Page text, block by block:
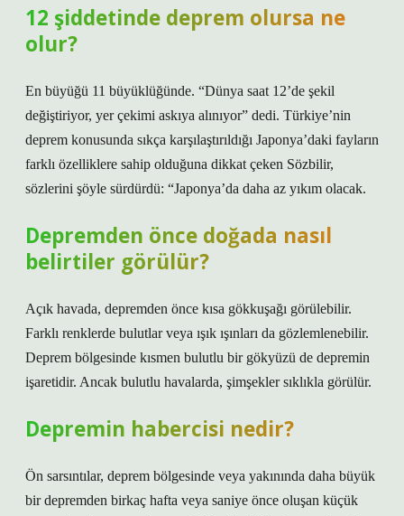
12 şiddetinde deprem olursa ne
olur?
En büyüğü 11 büyüklüğünde. “Dünya saat 12’de şekil
değiştiriyor, yer çekimi askıya alınıyor” dedi. Türkiye’nin
deprem konusunda sıkça karşılaştırıldığı Japonya’daki fayların
farklı özelliklere sahip olduğuna dikkat çeken Sözbilir,
sözlerini şöyle sürdürdü: “Japonya’da daha az yıkım olacak.
Depremden önce doğada nasıl
belirtiler görülür?
Açık havada, depremden önce kısa gökkuşağı görülebilir.
Farklı renklerde bulutlar veya ışık ışınları da gözlemlenebilir.
Deprem bölgesinde kısmen bulutlu bir gökyüzü de depremin
işaretidir. Ancak bulutlu havalarda, şimşekler sıklıkla görülür.
Depremin habercisi nedir?
Ön sarsıntılar, deprem bölgesinde veya yakınında daha büyük
bir depremden birkaç hafta veya saniye önce oluşan küçük